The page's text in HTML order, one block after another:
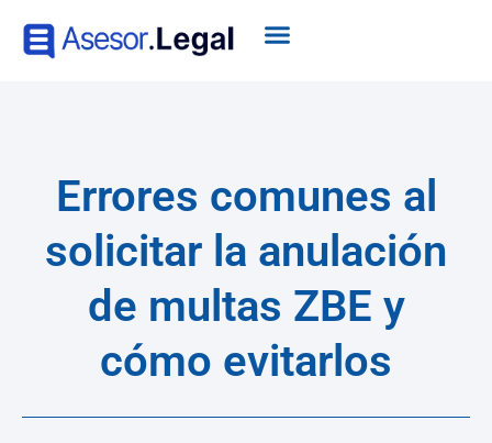
Errores comunes al
solicitar la anulación
de multas ZBE y
cómo evitarlos